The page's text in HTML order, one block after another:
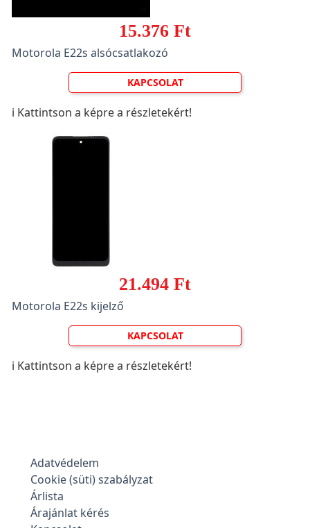
15.376 Ft
Motorola E22s alsócsatlakozó
KAPCSOLAT
ℹ️ Kattintson a képre a részletekért!
21.494 Ft
Motorola E22s kijelző
KAPCSOLAT
ℹ️ Kattintson a képre a részletekért!
Adatvédelem
Cookie (süti) szabályzat
Árlista
Árajánlat kérés